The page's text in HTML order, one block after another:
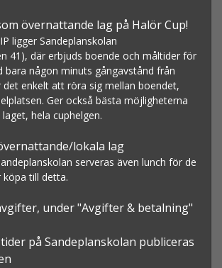
övernattande lag på Halör Cup!
ligger Sandeplanskolan
41), där erbjuds boende och måltider för
bara någon minuts gångavstånd från
enkelt att röra sig mellan boendet,
Ger också bästa möjligheterna
hela cuphelgen.
lokala lag
serveras även lunch för de
till detta.
under "Avgifter & betalning"
på Sandeplanskolan publiceras